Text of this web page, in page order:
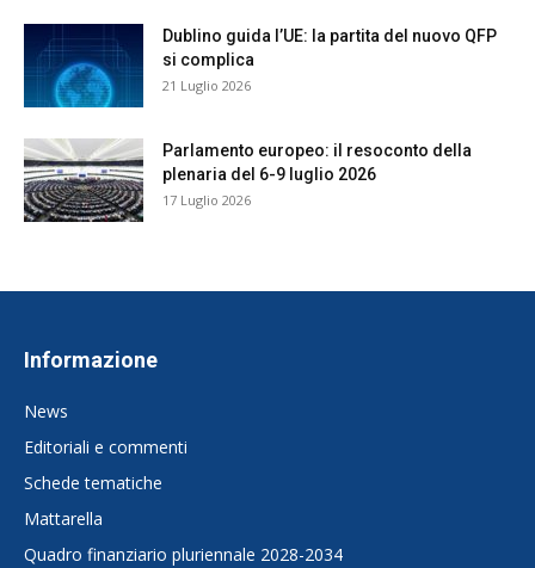
Dublino guida l’UE: la partita del nuovo QFP
si complica
21 Luglio 2026
Parlamento europeo: il resoconto della
plenaria del 6-9 luglio 2026
17 Luglio 2026
Informazione
News
Editoriali e commenti
Schede tematiche
Mattarella
Quadro finanziario pluriennale 2028-2034